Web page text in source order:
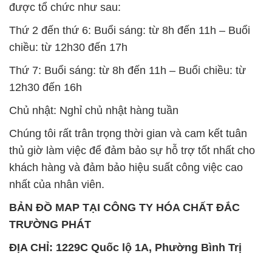
được tổ chức như sau:
Thứ 2 đến thứ 6: Buổi sáng: từ 8h đến 11h – Buổi
chiều: từ 12h30 đến 17h
Thứ 7: Buổi sáng: từ 8h đến 11h – Buổi chiều: từ
12h30 đến 16h
Chủ nhật: Nghỉ chủ nhật hàng tuần
Chúng tôi rất trân trọng thời gian và cam kết tuân
thủ giờ làm việc để đảm bảo sự hỗ trợ tốt nhất cho
khách hàng và đảm bảo hiệu suất công việc cao
nhất của nhân viên.
BẢN ĐỒ MAP TẠI CÔNG TY HÓA CHẤT ĐẮC
TRƯỜNG PHÁT
ĐỊA CHỈ: 1229C Quốc lộ 1A, Phường Bình Trị